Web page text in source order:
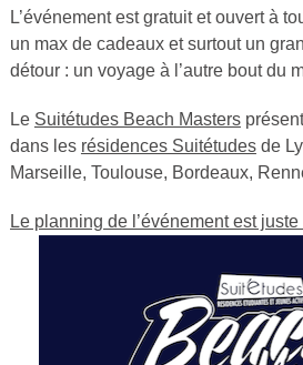
L’événement est gratuit et ouvert à
un max de cadeaux et surtout un
détour : un voyage à l’autre bout du
Le Suitétudes Beach Masters
dans les résidences Suitétudesde
Marseille, Toulouse, Bordeaux,
Le planning de l’événement est juste